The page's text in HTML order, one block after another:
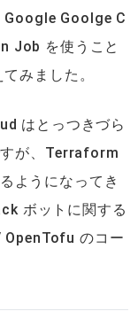
Google Goolge C
Job を使うこと
みました。
はとっつきづら
が、Terraform
ようになってき
ボットに関する
のコー